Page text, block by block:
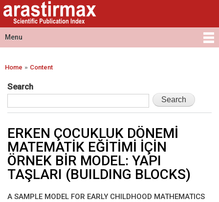
Skip to
main
content
Arastirmax
- Scientific
Publication
Index
Arastirmax
Scientific
Publication
Index
Menu
Main menu
You are here
Home » Content
Search
ERKEN ÇOCUKLUK DÖNEMİ
MATEMATİK EĞİTİMİ İÇİN
ÖRNEK BİR MODEL: YAPI
TAŞLARI (BUILDING BLOCKS)
A SAMPLE MODEL FOR EARLY CHILDHOOD MATHEMATICS